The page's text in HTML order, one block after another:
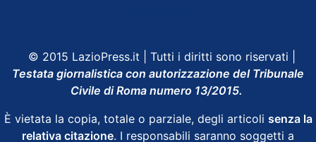
© 2015 LazioPress.it | Tutti i diritti sono riservati |
Testata giornalistica con autorizzazione del Tribunale
Civile di Roma numero 13/2015.
È vietata la copia, totale o parziale, degli articoli senza la
relativa citazione. I responsabili saranno soggetti a